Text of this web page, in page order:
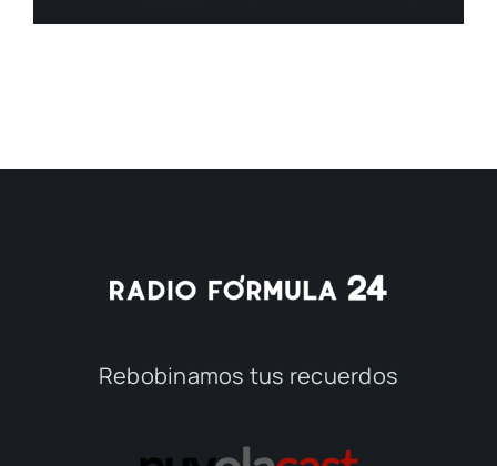
Rebobinamos tus recuerdos